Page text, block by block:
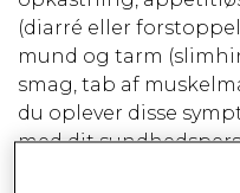
(diarré eller
mund og tarm
smag, tab af
du oplever disse
med dit
kan foretage